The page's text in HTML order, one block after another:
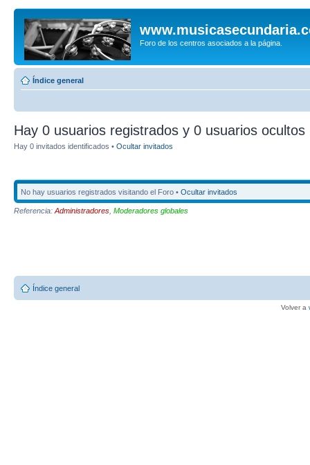
Foro de los centros asociados a la página.
Índice general
Hay 0 usuarios registrados y 0 usuarios ocultos
Hay 0 invitados identificados • Ocultar invitados
No hay usuarios registrados visitando el Foro • Ocultar invitados
Referencia: Administradores Moderadores globales
Índice general
Volver a